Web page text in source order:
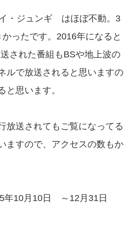
・ジュンギ はほぼ不動。3
ったです。2016年になると
された番組もBSや地上波の
ルで放送されると思いますの
と思います。
放送されてもご覧になってる
ますので、アクセスの数もか
10月10日 ～12月31日